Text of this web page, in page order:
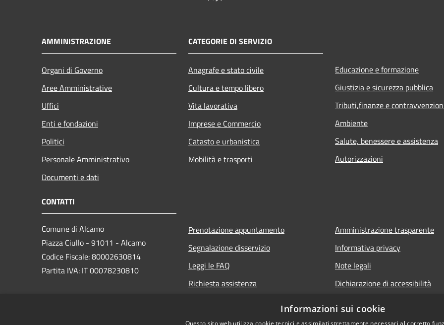
AMMINISTRAZIONE
Organi di Governo
Aree Amministrative
Uffici
Enti e fondazioni
Politici
Personale Amministrativo
Documenti e dati
CATEGORIE DI SERVIZIO
Anagrafe e stato civile
Cultura e tempo libero
Vita lavorativa
Imprese e Commercio
Catasto e urbanistica
Mobilità e trasporti
Educazione e formazione
Giustizia e sicurezza pubblica
Tributi,finanze e
Ambiente
Salute, benessere e assistenza
Autorizzazioni
CONTATTI
Comune di Alcamo
Piazza Ciullo - 91011 - Alcamo
Codice Fiscale: 80002630814
Partita IVA: IT 00078230810
Prenotazione appuntamento
Segnalazione disservizio
Leggi le FAQ
Richiesta assistenza
Amministrazione trasparente
Informativa privacy
Note legali
Dichiarazione di accessibilità
Informazioni sui cookie
Questo sito web utilizza cookie tecnici e assimilati strettamente necessari al corretto